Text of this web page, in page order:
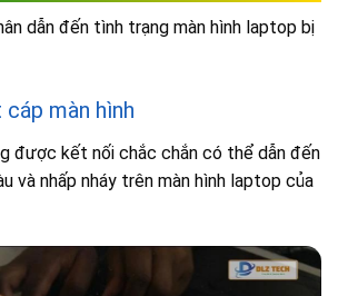
dẫn đến tình trạng màn hình laptop bị
màn hình
được kết nối chắc chắn có thể dẫn đến
và nhấp nháy trên màn hình laptop của